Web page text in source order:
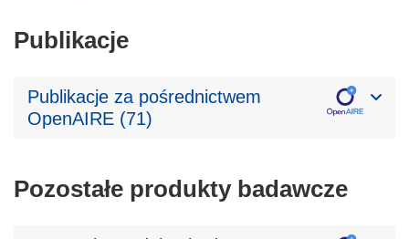
Publikacje
Publikacje za pośrednictwem
OpenAIRE (71)
Pozostałe produkty badawcze